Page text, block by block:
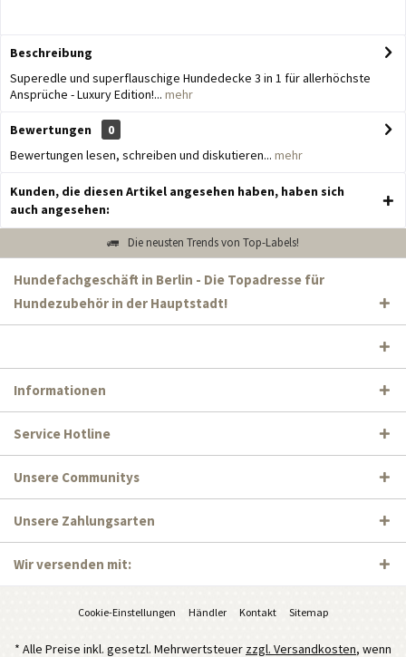
Beschreibung
Superedle und superflauschige Hundedecke 3 in 1 für allerhöchste
Ansprüche - Luxury Edition!... mehr
Bewertungen
0
Bewertungen lesen, schreiben und diskutieren... mehr
Kunden, die diesen Artikel angesehen haben, haben sich
auch angesehen:
Die neusten Trends von Top-Labels!
Hundefachgeschäft in Berlin - Die Topadresse für
Hundezubehör in der Hauptstadt!
Informationen
Service Hotline
Unsere Communitys
Unsere Zahlungsarten
Wir versenden mit:
Cookie-Einstellungen Händler Kontakt Sitemap
* Alle Preise inkl. gesetzl. Mehrwertsteuer zzgl. Versandkosten, wenn